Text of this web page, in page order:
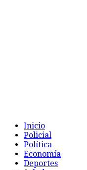
Inicio
Policial
Política
Economía
Deportes